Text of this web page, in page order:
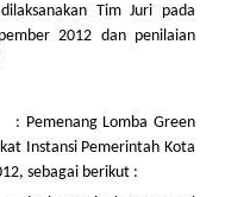
Tim Juri pada
2012 dan penilaian
Pemenang Lomba Green
Instansi Pemerintah Kota
sebagai berikut :